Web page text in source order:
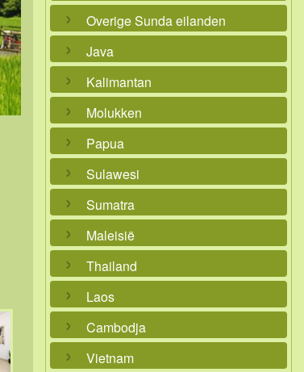
Overige Sunda eilanden
Java
Kalimantan
Molukken
Papua
Sulawesi
Sumatra
Maleisië
Thailand
Laos
Cambodja
Vietnam